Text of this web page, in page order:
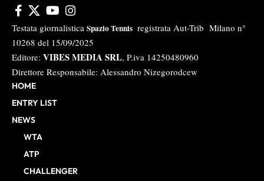
Testata giornalistica Spazio Tennis registrata Aut-Trib Milano n°
10268 del 15/09/2025
Editore: VIBES MEDIA SRL, P.iva 14250480960
Direttore Responsabile: Alessandro Nizegorodcew
HOME
ENTRY LIST
NEWS
WTA
ATP
CHALLENGER